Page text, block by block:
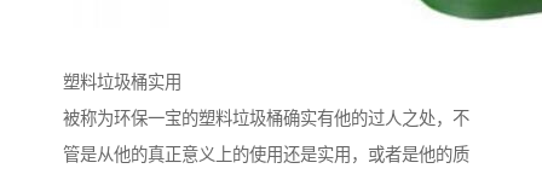
塑料垃圾桶实用
被称为环保一宝的塑料垃圾桶确实有他的过人之处，不
管是从他的真正意义上的使用还是实用，或者是他的质